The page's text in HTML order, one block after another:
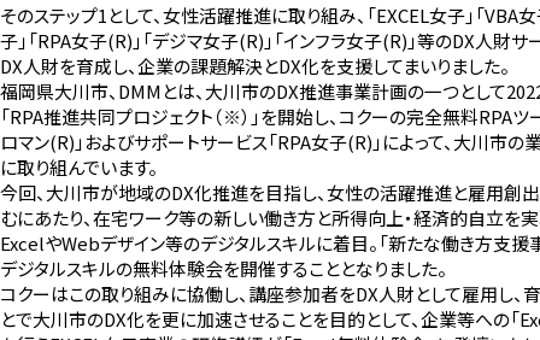
そのステップ1として、女性活躍推進に取り組み、「EXCEL女子」「VBA女
子」「RPA女子(R)」「デジマ女子(R)」「インフラ女子(R)」等のDX人財サ
DX人財を育成し、企業の課題解決とDX化を支援してまいりました。
福岡県大川市、DMMとは、大川市のDX推進事業計画の一つとして
「RPA推進共同プロジェクト（※）」を開始し、コクーの完全無料RPAツ
ロマン(R)」およびサポートサービス「RPA女子(R)」によって、大川市の
に取り組んでいます。
今回、大川市が地域のDX化推進を目指し、女性の活躍推進と雇用創
むにあたり、在宅ワーク等の新しい働き方と所得向上・経済的自立を
ExcelやWebデザイン等のデジタルスキルに着目。「新たな働き方支援
デジタルスキルの無料体験会を開催することとなりました。
コクーはこの取り組みに協働し、講座参加者をDX人財として雇用し、
とで大川市のDX化を更に加速させることを目的として、企業等への「